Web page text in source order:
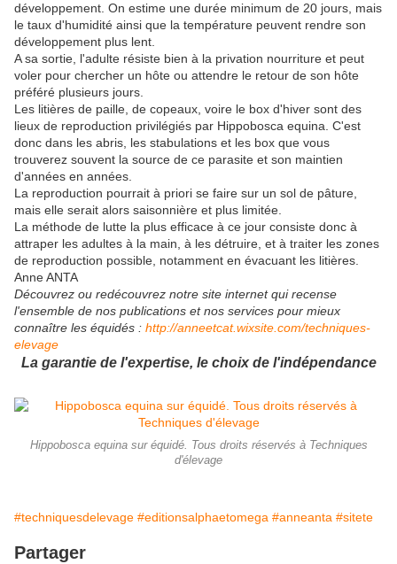
développement. On estime une durée minimum de 20 jours, mais
le taux d'humidité ainsi que la température peuvent rendre son
développement plus lent.
A sa sortie, l'adulte résiste bien à la privation nourriture et peut
voler pour chercher un hôte ou attendre le retour de son hôte
préféré plusieurs jours.
Les litières de paille, de copeaux, voire le box d'hiver sont des
lieux de reproduction privilégiés par Hippobosca equina. C'est
donc dans les abris, les stabulations et les box que vous
trouverez souvent la source de ce parasite et son maintien
d'années en années.
La reproduction pourrait à priori se faire sur un sol de pâture,
mais elle serait alors saisonnière et plus limitée.
La méthode de lutte la plus efficace à ce jour consiste donc à
attraper les adultes à la main, à les détruire, et à traiter les zones
de reproduction possible, notamment en évacuant les litières.
Anne ANTA
Découvrez ou redécouvrez notre site internet qui recense
l'ensemble de nos publications et nos services pour mieux
connaître les équidés : http://anneetcat.wixsite.com/techniques-
elevage
La garantie de l'expertise, le choix de l'indépendance
Hippobosca equina sur équidé. Tous droits réservés à Techniques
d'élevage
#techniquesdelevage #editionsalphaetomega #anneanta #sitete
Partager